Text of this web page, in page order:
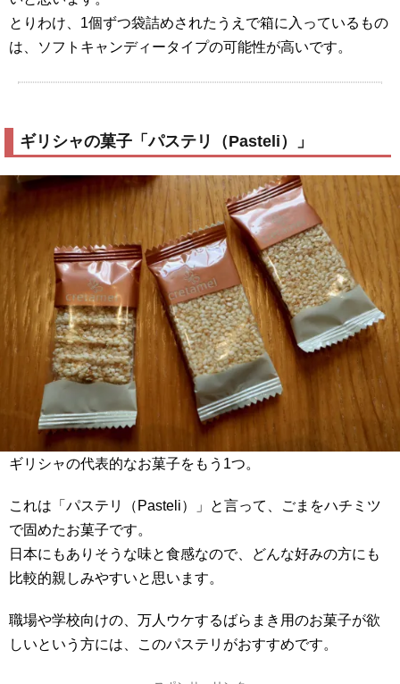
とりわけ、1個ずつ袋詰めされたうえで箱に入っているもの
は、ソフトキャンディータイプの可能性が高いです。
ギリシャの菓子「パステリ（Pasteli）」
ギリシャの代表的なお菓子をもう1つ。
これは「パステリ（Pasteli）」と言って、ごまをハチミツ
で固めたお菓子です。
日本にもありそうな味と食感なので、どんな好みの方にも
比較的親しみやすいと思います。
職場や学校向けの、万人ウケするばらまき用のお菓子が欲
しいという方には、このパステリがおすすめです。